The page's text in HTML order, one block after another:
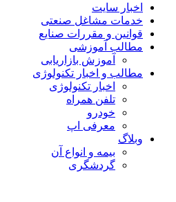
اخبار سایت
خدمات مشاغل صنعتی
قوانین و مقررات صنایع
مطالب آموزشی
آموزش بازاریابی
مطالب و اخبار تکنولوژی
اخبار تکنولوژی
تلفن همراه
خودرو
معرفی اپ
وبلاگ
بیمه و انواع آن
گردشگری